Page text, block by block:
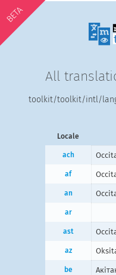
BETA
All
toolkit/toolkit/intl/
Locale
ach
af
an
ar
ast
az
be